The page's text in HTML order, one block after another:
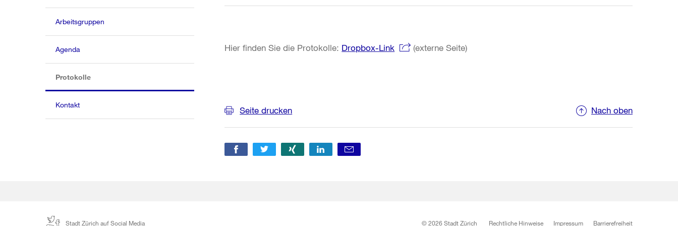
Hier finden Sie die Protokolle: Dropbox-Link (externe Seite)
Seite drucken Nach oben
Arbeitsgruppen
Agenda
Protokolle(aktiv)
Kontakt
Stadt Zürich auf Social Media © 2026 Stadt Zürich Rechtliche Hinweise Impressum Barrierefreiheit